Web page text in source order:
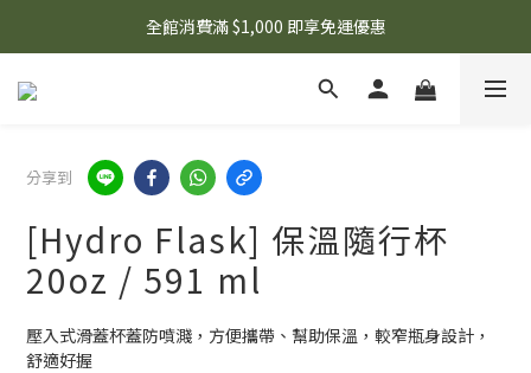
🌟 想知道現在有什麼優惠嗎？ 點擊查看最新優惠！
全館消費滿 $1,000 即享免運優惠
🌟 想知道現在有什麼優惠嗎？ 點擊查看最新優惠！
分享到
[Hydro Flask] 保溫隨行杯
20oz / 591 ml
壓入式滑蓋杯蓋防噴濺，方便攜帶、幫助保溫，較窄瓶身設計，
舒適好握